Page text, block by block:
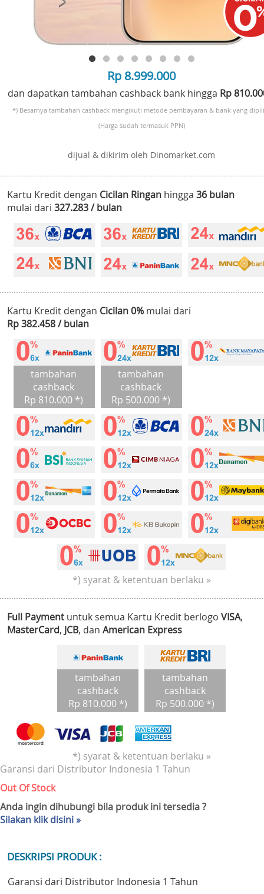
Rp 8.999.000
dan dapatkan tambahan cashback bank hingga Rp
*) Besarnya tambahan cashback mengikuti metode pembayaran & bank yang
(Harga sudah termasuk PPN)
dijual & dikirim oleh Dinomarket.com
Kartu Kredit dengan Cicilan Ringan hingga 36 bulan
mulai dari 327.283 / bulan
Kartu Kredit dengan Cicilan 0% mulai dari
Rp 382.458 / bulan
tambahan
cashback
Rp 810.000 *)
tambahan
cashback
Rp 500.000 *)
*) syarat & ketentuan berlaku »
Full Payment untuk semua Kartu Kredit berlogo VISA,
MasterCard, JCB, dan American Express
tambahan
cashback
Rp 810.000 *)
tambahan
cashback
Rp 500.000 *)
*) syarat & ketentuan berlaku »
Garansi dari Distributor Indonesia 1 Tahun
Out Of Stock
Anda ingin dihubungi bila produk ini tersedia ?
Silakan klik disini »
DESKRIPSI PRODUK :
Garansi dari Distributor Indonesia 1 Tahun